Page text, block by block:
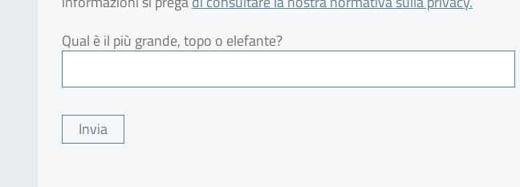
Qual è il più grande, topo o elefante?
Please leave this field empty.